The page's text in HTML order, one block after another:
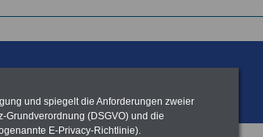
und spiegelt die Anforderungen zweier
Grundverordnung (DSGVO) und die
E-Privacy-Richtlinie).